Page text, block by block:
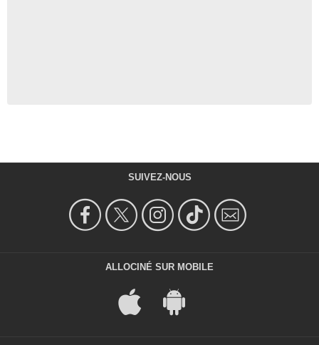
SUIVEZ-NOUS
ALLOCINÉ SUR MOBILE